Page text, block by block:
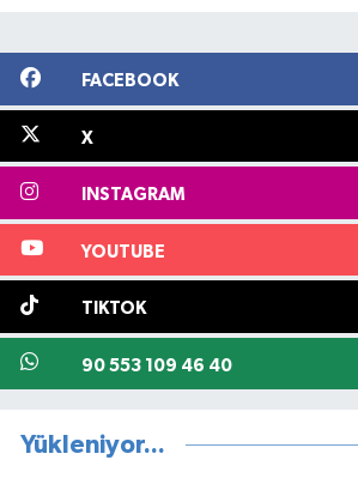
FACEBOOK
X
INSTAGRAM
YOUTUBE
TIKTOK
90 553 109 46 40
Yükleniyor...